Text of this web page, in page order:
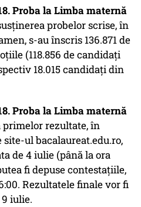
Proba la Limba maternă
probelor scrise, în
s-au înscris 136.871 de
(118.856 de candidați
18.015 candidați din
Proba la Limba maternă
primelor rezultate, în
ul bacalaureat.edu.ro,
de 4 iulie (până la ora
fi depuse contestaţiile,
Rezultatele finale vor fi
iulie.